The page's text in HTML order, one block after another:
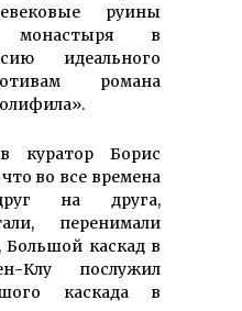
руины
монастыря в
идеального
романа
куратор Борис
во все времена
на друга,
перенимали
каскад в
Клу послужил
каскада в